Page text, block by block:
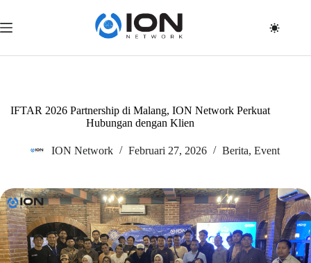
content
IFTAR 2026 Partnership di Malang, ION Network Perkuat
Hubungan dengan Klien
ION Network Februari 27, 2026 Berita, Event